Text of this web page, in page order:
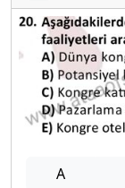
A